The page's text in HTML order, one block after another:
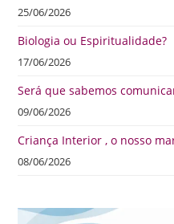
25/06/2026
Biologia ou Espiritualidade?
17/06/2026
Será que sabemos
09/06/2026
Criança Interior , o nosso
08/06/2026